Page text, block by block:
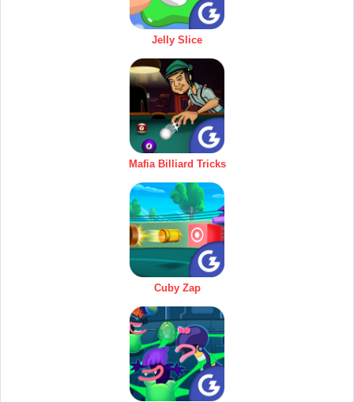
Jelly Slice
Mafia Billiard Tricks
Cuby Zap